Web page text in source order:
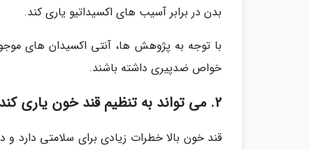
بدن در برابر آسیب های اکسیداتیو یاری کند.
با توجه به پژوهش ها، آنتی اکسیدان های
خواص ضدپیری داشته باشند.
2. می تواند به تنظیم قند خون یاری کند
قند خون بالا خطرات زیادی برای سلامتی دارد و